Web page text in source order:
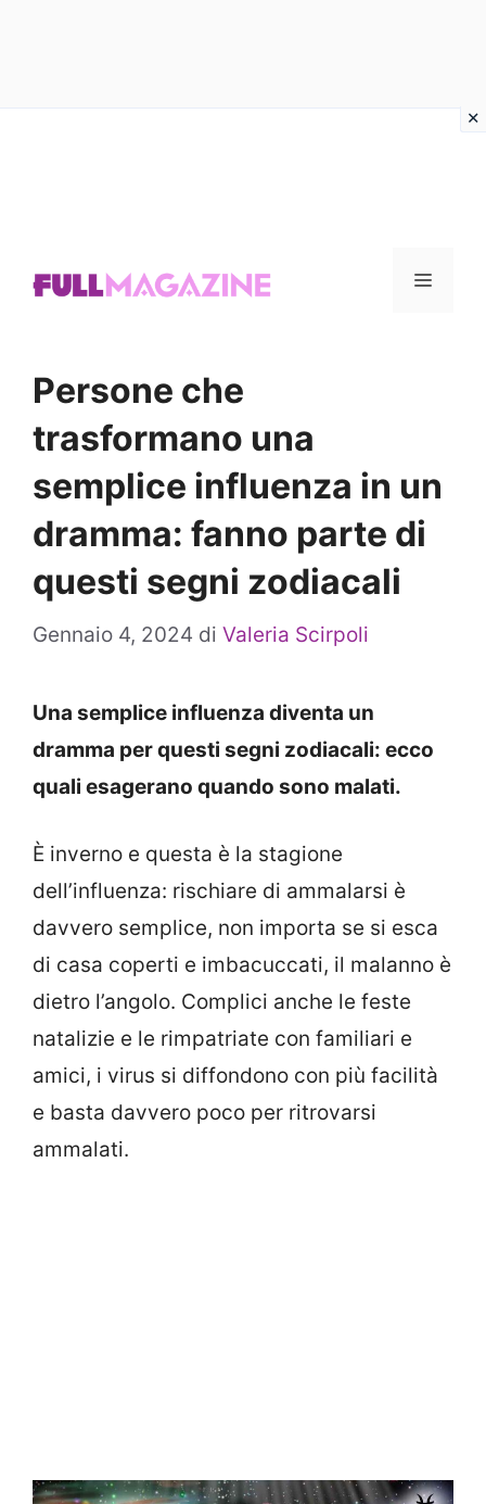
Menu
Persone che
trasformano una
semplice influenza in un
dramma: fanno parte di
questi segni zodiacali
Gennaio 4, 2024 di Valeria Scirpoli
Una semplice influenza diventa un
dramma per questi segni zodiacali: ecco
quali esagerano quando sono malati.
È inverno e questa è la stagione
dell’influenza: rischiare di ammalarsi è
davvero semplice, non importa se si esca
di casa coperti e imbacuccati, il malanno è
dietro l’angolo. Complici anche le feste
natalizie e le rimpatriate con familiari e
amici, i virus si diffondono con più facilità
e basta davvero poco per ritrovarsi
ammalati.